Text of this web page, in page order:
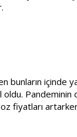
içinde
oldu.
fiyatları